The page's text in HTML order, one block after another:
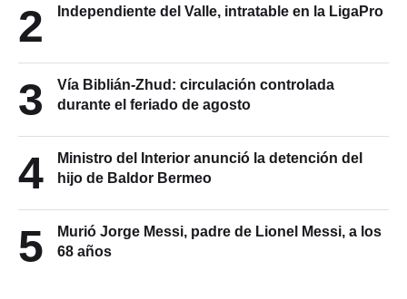
2 Independiente del Valle, intratable en la LigaPro
3
Vía Biblián-Zhud: circulación controlada
durante el feriado de agosto
4
Ministro del Interior anunció la detención del
hijo de Baldor Bermeo
5
Murió Jorge Messi, padre de Lionel Messi, a los
68 años